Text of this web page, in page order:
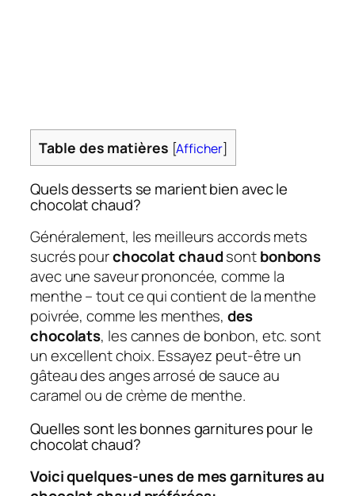
Table des matières [Afficher]
Quels desserts se marient bien avec le
chocolat chaud?
Généralement, les meilleurs accords mets
sucrés pourchocolat chaudsontbonbons
avec une saveur prononcée, comme la
menthe – tout ce qui contient de la menthe
poivrée, comme les menthes,des
chocolats, les cannes de bonbon, etc. sont
un excellent choix. Essayez peut-être un
gâteau des anges arrosé de sauce au
caramel ou de crème de menthe.
Quelles sont les bonnes garnitures pour le
chocolat chaud?
Voici quelques-unes de mes garnitures au